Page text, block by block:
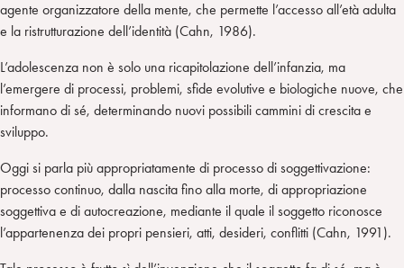
agente organizzatore della mente, che permette l’accesso all’età adulta
e la ristrutturazione dell’identità (Cahn, 1986).
L’adolescenza non è solo una ricapitolazione dell’infanzia, ma
l’emergere di processi, problemi, sfide evolutive e biologiche nuove, che
informano di sé, determinando nuovi possibili cammini di crescita e
sviluppo.
Oggi si parla più appropriatamente di processo di soggettivazione:
processo continuo, dalla nascita fino alla morte, di appropriazione
soggettiva e di autocreazione, mediante il quale il soggetto riconosce
l’appartenenza dei propri pensieri, atti, desideri, conflitti (Cahn, 1991).